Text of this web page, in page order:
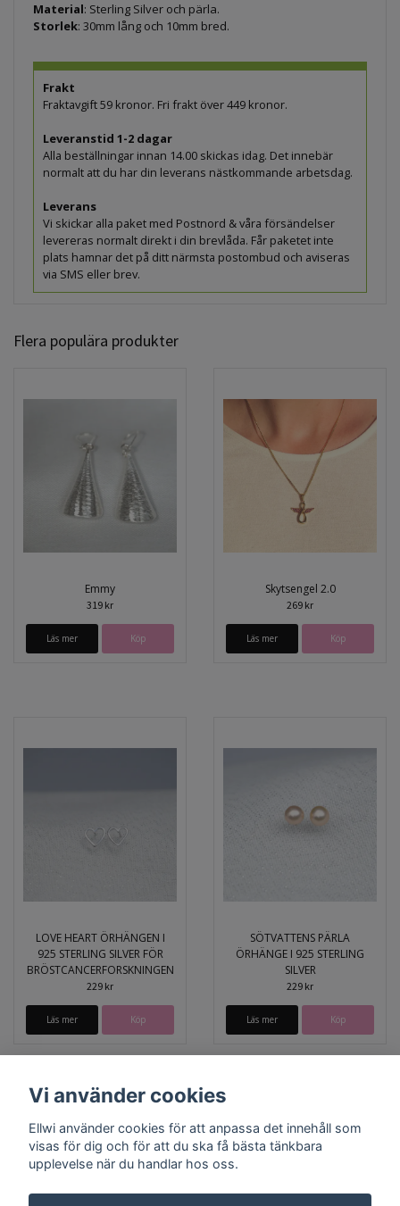
Material: Sterling Silver och pärla.
Storlek: 30mm lång och 10mm bred.
Frakt
Fraktavgift 59 kronor. Fri frakt över 449 kronor.
Leveranstid 1-2 dagar
Alla beställningar innan 14.00 skickas idag. Det innebär
normalt att du har din leverans nästkommande arbetsdag.
Leverans
Vi skickar alla paket med Postnord & våra försändelser
levereras normalt direkt i din brevlåda. Får paketet inte
plats hamnar det på ditt närmsta postombud och aviseras
via SMS eller brev.
Flera populära produkter
Emmy
319 kr
Läs mer
Skytsengel 2.0
269 kr
Läs mer Köp
LOVE HEART ÖRHÄNGEN I
925 STERLING SILVER FÖR
BRÖSTCANCERFORSKNINGEN
229 kr
Läs mer
SÖTVATTENS PÄRLA
ÖRHÄNGE I 925 STERLING
SILVER
229 kr
Läs mer
Vi använder cookies
Ellwi använder cookies för att anpassa det innehåll som
visas för dig och för att du ska få bästa tänkbara
upplevelse när du handlar hos oss.